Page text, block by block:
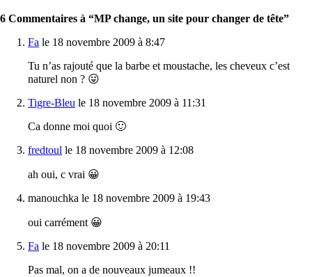
6 Commentaires à “MP change, un site pour changer de tête”
Fa le 18 novembre 2009 à 8:47
Tu n’as rajouté que la barbe et moustache, les cheveux c’est
naturel non ? 😛
Tigre-Bleu le 18 novembre 2009 à 11:31
Ca donne moi quoi 🙂
fredtoul le 18 novembre 2009 à 12:08
ah oui, c vrai 😀
manouchka le 18 novembre 2009 à 19:43
oui carrément 😀
Fa le 18 novembre 2009 à 20:11
Pas mal, on a de nouveaux jumeaux !!